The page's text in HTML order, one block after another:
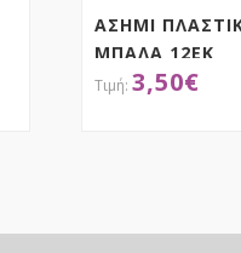
ΑΣΗΜΙ
ΜΠΑΛΑ 12ΕΚ
3,50€